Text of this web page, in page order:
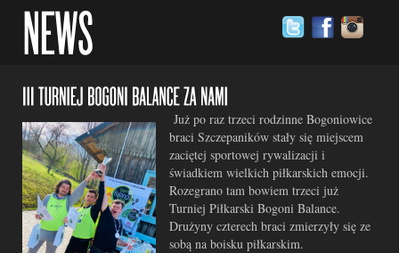
Już po raz trzeci rodzinne Bogoniowice
braci Szczepaników stały się miejscem
zaciętej sportowej rywalizacji i
świadkiem wielkich piłkarskich emocji.
Rozegrano tam bowiem trzeci już
Turniej Piłkarski Bogoni Balance.
Drużyny czterech braci zmierzyły się ze
sobą na boisku piłkarskim.